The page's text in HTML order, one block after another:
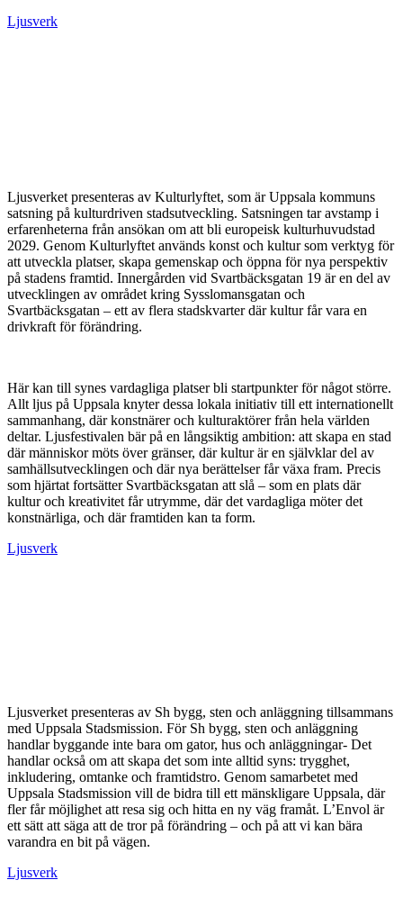
Ljusverk
Ljusverket presenteras av Kulturlyftet, som är Uppsala kommuns
satsning på kulturdriven stadsutveckling. Satsningen tar avstamp i
erfarenheterna från ansökan om att bli europeisk kulturhuvudstad
2029. Genom Kulturlyftet används konst och kultur som verktyg för
att utveckla platser, skapa gemenskap och öppna för nya perspektiv
på stadens framtid. Innergården vid Svartbäcksgatan 19 är en del av
utvecklingen av området kring Sysslomansgatan och
Svartbäcksgatan – ett av flera stadskvarter där kultur får vara en
drivkraft för förändring.
Här kan till synes vardagliga platser bli startpunkter för något större.
Allt ljus på Uppsala knyter dessa lokala initiativ till ett internationellt
sammanhang, där konstnärer och kulturaktörer från hela världen
deltar. Ljusfestivalen bär på en långsiktig ambition: att skapa en stad
där människor möts över gränser, där kultur är en självklar del av
samhällsutvecklingen och där nya berättelser får växa fram. Precis
som hjärtat fortsätter Svartbäcksgatan att slå – som en plats där
kultur och kreativitet får utrymme, där det vardagliga möter det
konstnärliga, och där framtiden kan ta form.
Ljusverk
Ljusverket presenteras av Sh bygg, sten och anläggning tillsammans
med Uppsala Stadsmission. För Sh bygg, sten och anläggning
handlar byggande inte bara om gator, hus och anläggningar- Det
handlar också om att skapa det som inte alltid syns: trygghet,
inkludering, omtanke och framtidstro. Genom samarbetet med
Uppsala Stadsmission vill de bidra till ett mänskligare Uppsala, där
fler får möjlighet att resa sig och hitta en ny väg framåt. L’Envol är
ett sätt att säga att de tror på förändring – och på att vi kan bära
varandra en bit på vägen.
Ljusverk